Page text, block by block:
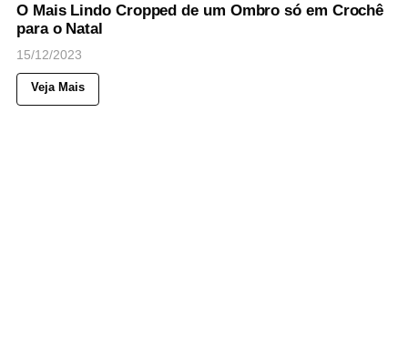
O Mais Lindo Cropped de um Ombro só em Crochê
para o Natal
15/12/2023
Veja Mais